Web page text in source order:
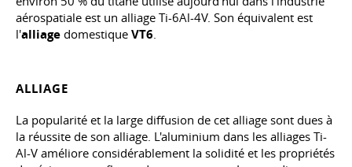
aérospatiale est un alliage Ti-6Al-4V. Son équivalent est
l'alliage domestique VT6.
ALLIAGE
La popularité et la large diffusion de cet alliage sont dues à
la réussite de son alliage. L'aluminium dans les alliages Ti-
Al-V améliore considérablement la solidité et les propriétés